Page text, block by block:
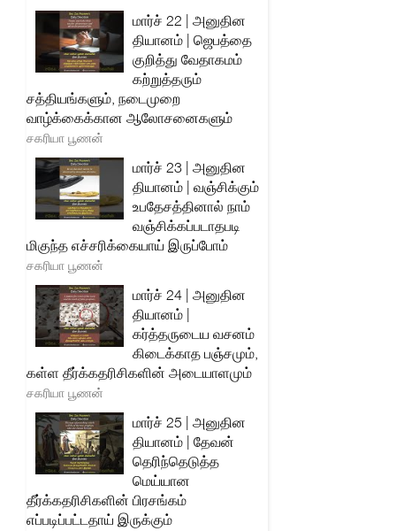
மார்ச் 22 | அனுதின
தியானம் | ஜெபத்தை
குறித்து வேதாகமம்
கற்றுத்தரும்
சத்தியங்களும், நடைமுறை
வாழ்க்கைக்கான ஆலோசனைகளும்
சகரியா பூணன்
மார்ச் 23 | அனுதின
தியானம் | வஞ்சிக்கும்
உபதேசத்தினால் நாம்
வஞ்சிக்கப்படாதபடி
மிகுந்த எச்சரிக்கையாய் இருப்போம்
சகரியா பூணன்
மார்ச் 24 | அனுதின
தியானம் |
கர்த்தருடைய வசனம்
கிடைக்காத பஞ்சமும்,
கள்ள தீர்க்கதரிசிகளின் அடையாளமும்
சகரியா பூணன்
மார்ச் 25 | அனுதின
தியானம் | தேவன்
தெரிந்தெடுத்த
மெய்யான
தீர்க்கதரிசிகளின் பிரசங்கம்
எப்படிப்பட்டதாய் இருக்கும்